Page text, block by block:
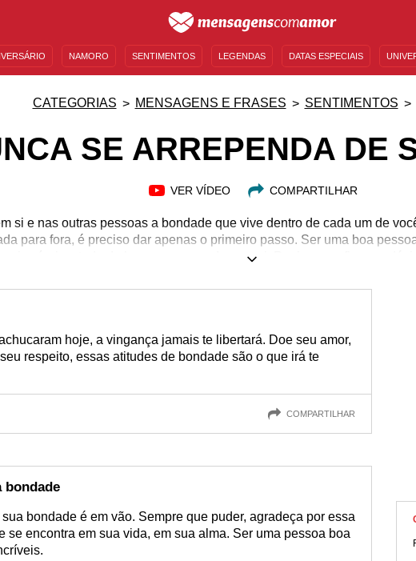
NAMORO SENTIMENTOS LEGENDAS DATAS ESPECIAIS
CATEGORIAS MENSAGENS E FRASES SENTIMENTOS
SE ARREPENDA DE
VER VÍDEO COMPARTILHAR
si e nas outras pessoas a bondade que vive dentro de cada um de
para fora, é preciso dar apenas o primeiro passo. Ser uma boa
incríveis e tudo de bom que o mundo possui. Por isso, ao ficar na
e no coração das outras pessoas. Ser bondoso também é ser livre e
as barreiras do mundo impedirem que sua bondade entre em ação,
hoje, a vingança jamais te libertará. Doe seu amor,
respeito, essas atitudes de bondade são o que irá te
COMPARTILHAR
bondade
bondade é em vão. Sempre que puder, agradeça por essa
se encontra em sua vida, em sua alma. Ser uma pessoa boa